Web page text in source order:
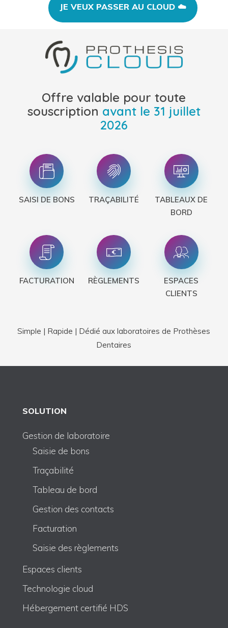
Offre valable pour toute
souscription avant le 31 juillet
2026
SAISI DE BONS TRAÇABILITÉ
TABLEAUX DE
BORD
FACTURATION RÈGLEMENTS
ESPACES
CLIENTS
Simple | Rapide | Dédié aux laboratoires de Prothèses
Dentaires
SOLUTION
Gestion de laboratoire
Saisie de bons
Traçabilité
Tableau de bord
Gestion des contacts
Facturation
Saisie des règlements
Espaces clients
Technologie cloud
Hébergement certifié HDS